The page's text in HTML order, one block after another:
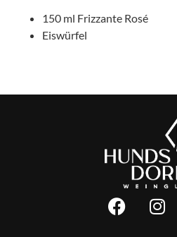
150 ml Frizzante Rosé
Eiswürfel